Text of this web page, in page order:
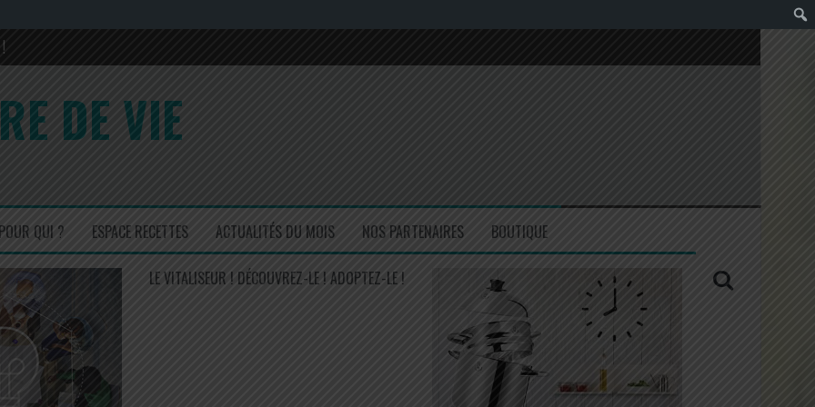
sa composition en 2017 et 2022
DE VIE
POUR QUI ? ESPACE RECETTES ACTUALITÉS DU MOIS NOS PARTENAIRES BOUTIQUE
LE VITALISEUR ! DÉCOUVREZ-LE ! ADOPTEZ-LE !